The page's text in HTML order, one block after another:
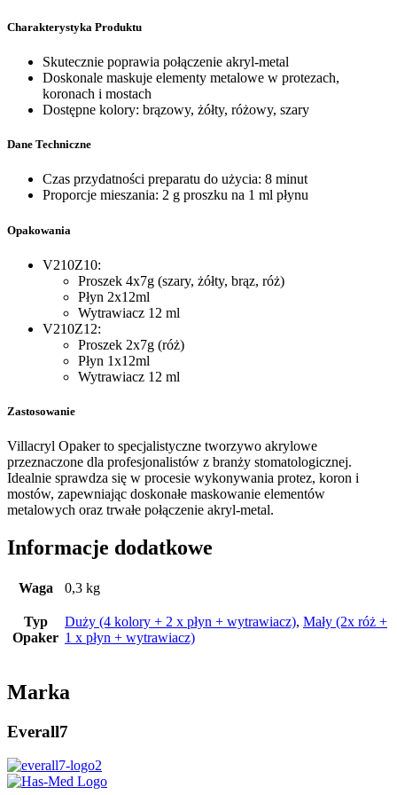
Charakterystyka Produktu
Skutecznie poprawia połączenie akryl-metal
Doskonale maskuje elementy metalowe w protezach,
koronach i mostach
Dostępne kolory: brązowy, żółty, różowy, szary
Dane Techniczne
Czas przydatności preparatu do użycia: 8 minut
Proporcje mieszania: 2 g proszku na 1 ml płynu
Opakowania
V210Z10:
Proszek 4x7g (szary, żółty, brąz, róż)
Płyn 2x12ml
Wytrawiacz 12 ml
V210Z12:
Proszek 2x7g (róż)
Płyn 1x12ml
Wytrawiacz 12 ml
Zastosowanie
Villacryl Opaker to specjalistyczne tworzywo akrylowe
przeznaczone dla profesjonalistów z branży stomatologicznej.
Idealnie sprawdza się w procesie wykonywania protez, koron i
mostów, zapewniając doskonałe maskowanie elementów
metalowych oraz trwałe połączenie akryl-metal.
Informacje dodatkowe
Waga 0,3 kg
Typ
Opaker
Duży (4 kolory + 2 x płyn + wytrawiacz), Mały (2x róż +
1 x płyn + wytrawiacz)
Marka
Everall7